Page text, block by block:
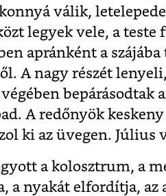
válik,
legyek vele, a teste
apránként a
A nagy részét
bepárásodtak
A redőnyök
ki az üvegen. Július
a kolosztrum, a
a nyakát elfordítja,